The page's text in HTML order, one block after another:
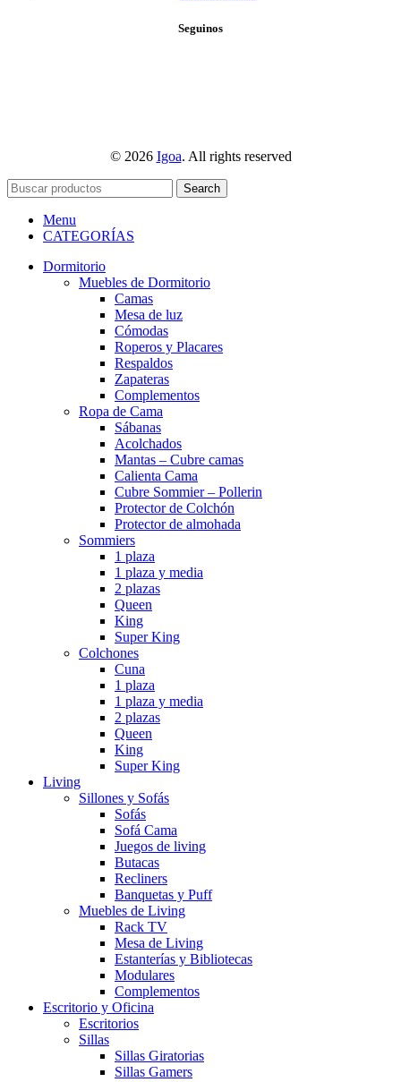
Seguinos
© 2026 Igoa. All rights reserved
Search
Menu
CATEGORÍAS
Dormitorio
Muebles de Dormitorio
Camas
Mesa de luz
Cómodas
Roperos y Placares
Respaldos
Zapateras
Complementos
Ropa de Cama
Sábanas
Acolchados
Mantas – Cubre camas
Calienta Cama
Cubre Sommier – Pollerin
Protector de Colchón
Protector de almohada
Sommiers
1 plaza
1 plaza y media
2 plazas
Queen
King
Super King
Colchones
Cuna
1 plaza
1 plaza y media
2 plazas
Queen
King
Super King
Living
Sillones y Sofás
Sofás
Sofá Cama
Juegos de living
Butacas
Recliners
Banquetas y Puff
Muebles de Living
Rack TV
Mesa de Living
Estanterías y Bibliotecas
Modulares
Complementos
Escritorio y Oficina
Escritorios
Sillas
Sillas Giratorias
Sillas Gamers